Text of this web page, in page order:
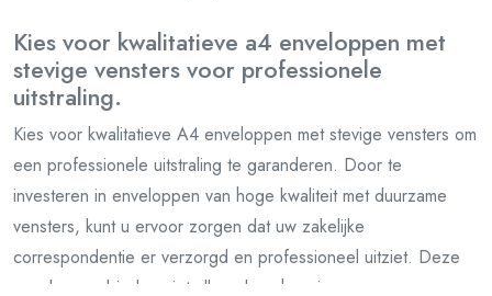
Kies voor kwalitatieve a4 enveloppen met
stevige vensters voor professionele
uitstraling.
Kies voor kwalitatieve A4 enveloppen met stevige vensters om
een professionele uitstraling te garanderen. Door te
investeren in enveloppen van hoge kwaliteit met duurzame
vensters, kunt u ervoor zorgen dat uw zakelijke
correspondentie er verzorgd en professioneel uitziet. Deze
enveloppen bieden niet alleen bescherming voor uw